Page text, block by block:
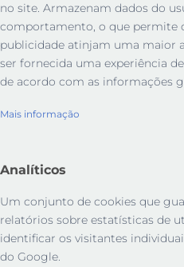
no site. Armazenam dados do
comportamento, o que permite
publicidade atinjam uma maior
ser fornecida uma experiência
de acordo com as informações
Mais informação
Analíticos
Um conjunto de cookies que
relatórios sobre estatísticas de
identificar os visitantes
do Google.